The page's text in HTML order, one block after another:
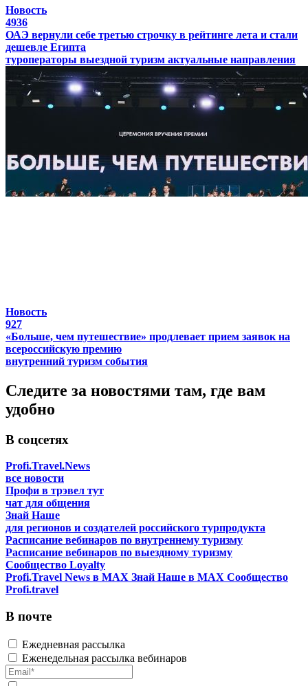
Новость
4936
ОАЭ вернули себе третью строчку в рейтинге лета и стали
дешевле Египта
туроператоры выездной туризм актуальные направления
Новость
927
«Больше, чем путешествие» продлевает прием заявок на
всероссийскую премию
внутренний туризм события
Следите за новостями там, где вам
удобно
В соцсетях
Profi.Travel.News
все новости
Профи в трэвел тут
чат для общения
Знай Наше
для регионов и создателей российского турпродукта
Расписание вебинаров по внутреннему туризму
Расписание вебинаров по выездному туризму
Сообщество Loyalty
Profi.Travel News в MAX Знай Наше в MAX Сообщество
Profi.travel
В почте
Ежедневная рассылка
Еженедельная рассылка вебинаров